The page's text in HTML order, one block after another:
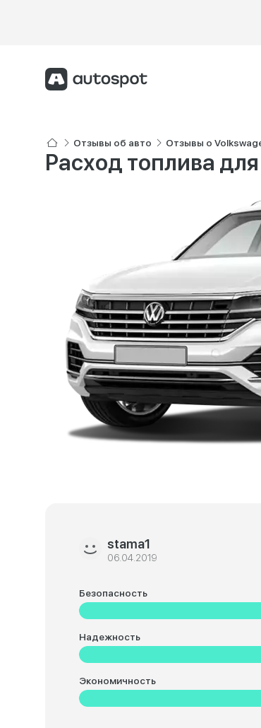
Отзывы об авто Отзывы о
Расход топлива
stama1
06.04.2019
Безопасность
Надежность
Экономичность